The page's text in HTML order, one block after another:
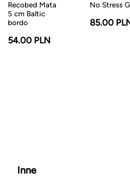
Recobed Mata
5 cm Baltic
bordo
54.00 PLN
No Stress
85.00
Inne